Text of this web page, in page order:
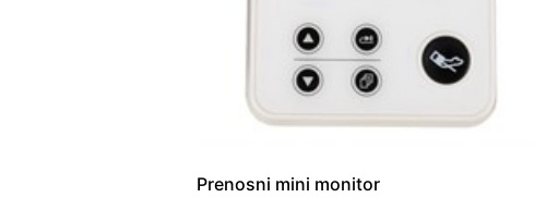
Prenosni mini monitor